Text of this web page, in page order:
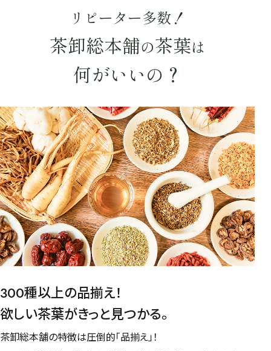
容量を選択
50g 100g 500g 1000g
リピーター多数！
茶卸総本舗の茶葉は
何がいいの？
300種以上の品揃え！
欲しい茶葉がきっと見つかる。
茶卸総本舗の特徴は圧倒的「品揃え」！